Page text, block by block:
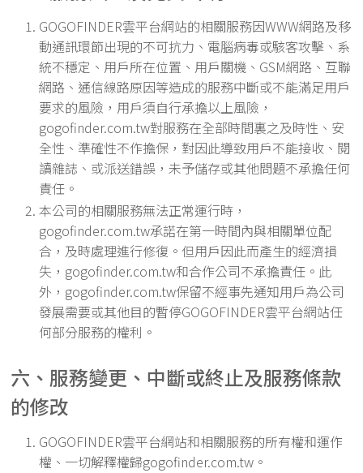
GOGOFINDER雲平台網站的相關服務因WWW網路及移
動通訊環節出現的不可抗力、電腦病毒或駭客攻擊、系
統不穩定、用戶所在位置、用戶關機、GSM網路、互聯
網路、通信線路原因等造成的服務中斷或不能滿足用戶
要求的風險，用戶須自行承擔以上風險，
gogofinder.com.tw對服務在全部時間裏之及時性、安
全性、準確性不作擔保，對因此導致用戶不能接收、閱
讀雜誌、或派送錯誤，未予儲存或其他問題不承擔任何
責任。
本公司的相關服務無法正常運行時，
gogofinder.com.tw承諾在第一時間內與相關單位配
合，及時處理進行修復。但用戶因此而產生的經濟損
失，gogofinder.com.tw和合作公司不承擔責任。此
外，gogofinder.com.tw保留不經事先通知用戶為公司
發展需要或其他目的暫停GOGOFINDER雲平台網站任
何部分服務的權利。
六、服務變更、中斷或終止及服務條款
的修改
GOGOFINDER雲平台網站和相關服務的所有權和運作
權、一切解釋權歸gogofinder.com.tw。